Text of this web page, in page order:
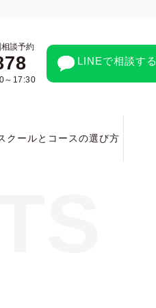
談予約
～17:30
LINEで相談する
クールとコースの選び方